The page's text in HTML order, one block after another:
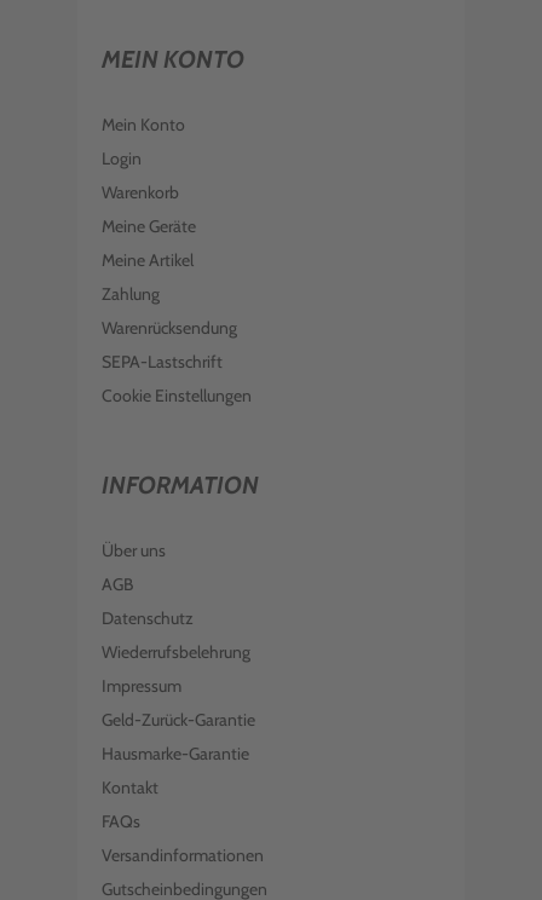
MEIN KONTO
Mein Konto
Login
Warenkorb
Meine Geräte
Meine Artikel
Zahlung
Warenrücksendung
SEPA-Lastschrift
Cookie Einstellungen
INFORMATION
Über uns
AGB
Datenschutz
Wiederrufsbelehrung
Impressum
Geld-Zurück-Garantie
Hausmarke-Garantie
Kontakt
FAQs
Versandinformationen
Gutscheinbedingungen